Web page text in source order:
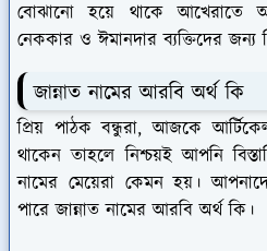
বোঝানো হয়ে থাকে আখেরাতে
নেককার ও ঈমানদার ব্যক্তিদের জন্য
জান্নাত নামের আরবি অর্থ কি
প্রিয় পাঠক বন্ধুরা, আজকে
থাকেন তাহলে নিশ্চয়ই আপনি
নামের মেয়েরা কেমন হয়।
পারে জান্নাত নামের আরবি অর্থ কি।